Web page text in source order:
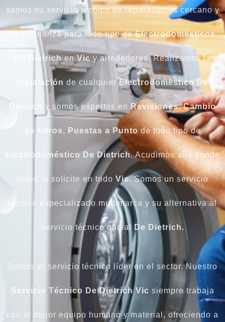
somos su servicio técnico de reparaciones cercano y
de confianza para todo tipo deElectrodomésticos
De DietrichenVic y alrededores. Realizamos la
Instalación de cualquierElectrodoméstico De
Dietrich y somos expertos en Revisiones,Cambio
de filtros, Puestas a Puntode todo tipo de
Electrodoméstico De Dietrich. Acudimos allá donde
usted lo solicite en todo Vic. Somos un servicio
técnico especializado multimarca y su alternativa al
servicio técnico oficial De Dietrich.
Somos el servicio técnico líder en el sector. Nuestro
Servicio Técnico De Dietrich Vic siempre trabaja
con el mejor equipo humano y material, ofreciendo a